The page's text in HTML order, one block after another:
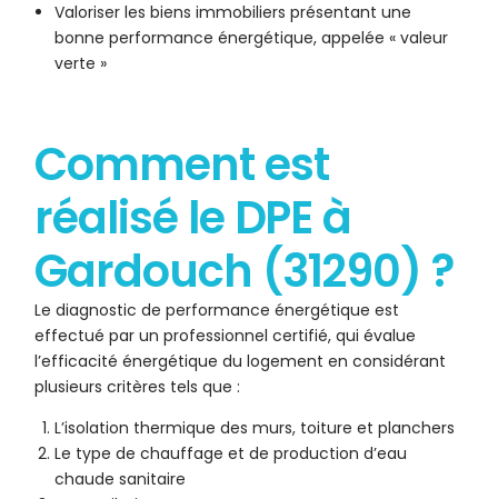
Valoriser les biens immobiliers présentant une
bonne performance énergétique, appelée « valeur
verte »
Comment est
réalisé le DPE à
Gardouch (31290) ?
Le diagnostic de performance énergétique est
effectué par un professionnel certifié, qui évalue
l’efficacité énergétique du logement en considérant
plusieurs critères tels que :
L’isolation thermique des murs, toiture et planchers
Le type de chauffage et de production d’eau
chaude sanitaire